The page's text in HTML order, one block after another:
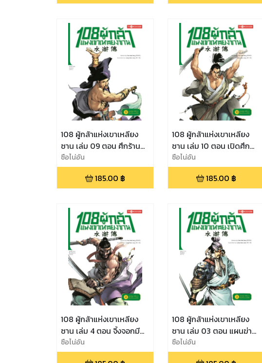
108 ผู้กล้าแห่งเขาเหลียง
ซาน เล่ม 09 ตอน ศึกร้าน
สุราเดือด ละเลงเลือดหอย
วนยาง
ซือไน่อัน
185.00 ฿
108 ผู้กล้าแห่งเขาเหลียง
ซาน เล่ม 10 ตอน เปิดศึก
สองนายค่าย บุกทลายเขาชิง
เฟิง
ซือไน่อัน
185.00 ฿
108 ผู้กล้าแห่งเขาเหลียง
ซาน เล่ม 4 ตอน จิ้งจอกมี
เจ้านาย แผนการร้ายรวมเจ็ด
โจร
ซือไน่อัน
108 ผู้กล้าแห่งเขาเหลียง
ซาน เล่ม 03 ตอน แผนฆ่า
ฤดูหนาว เศียรเสือดาวเข้า
ชุมโจร
ซือไน่อัน